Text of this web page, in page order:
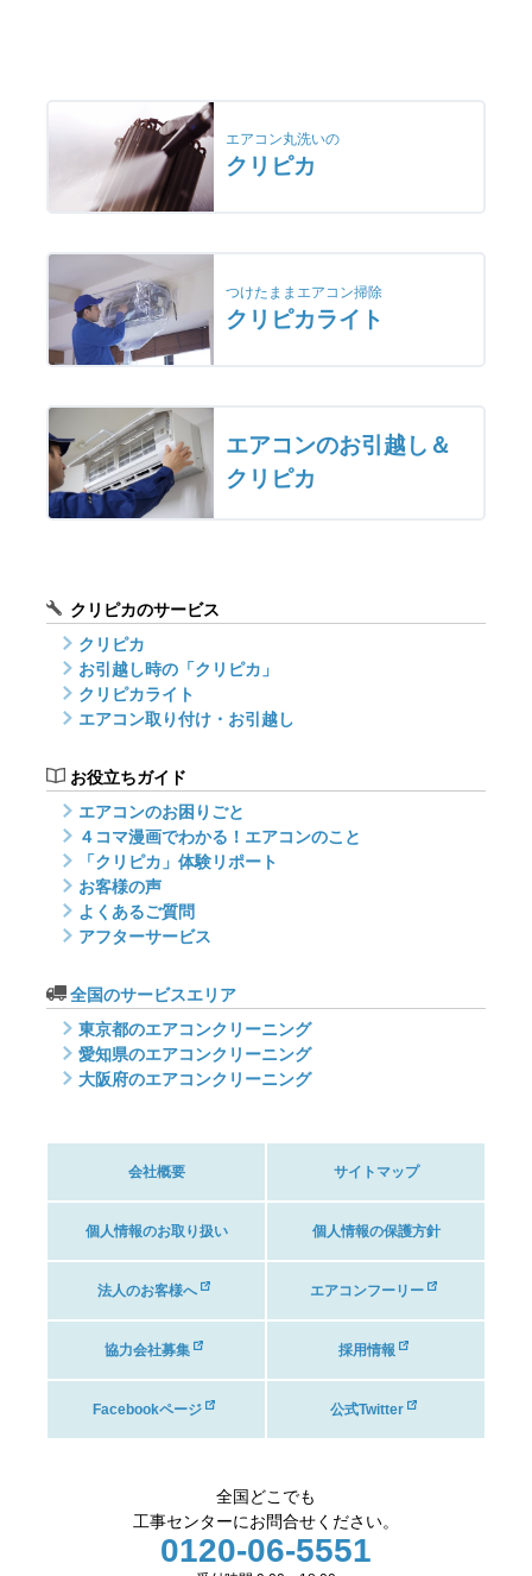
エアコン丸洗いの
クリピカ
つけたままエアコン掃除
クリピカライト
エアコンのお引越し＆
クリピカ
クリピカのサービス
クリピカ
お引越し時の「クリピカ」
クリピカライト
エアコン取り付け・お引越し
お役立ちガイド
エアコンのお困りごと
４コマ漫画でわかる！エアコンのこと
「クリピカ」体験リポート
お客様の声
よくあるご質問
アフターサービス
全国のサービスエリア
東京都のエアコンクリーニング
愛知県のエアコンクリーニング
大阪府のエアコンクリーニング
会社概要 サイトマップ
個人情報のお取り扱い 個人情報の保護方針
法人のお客様へ エアコンフーリー
協力会社募集 採用情報
Facebookページ 公式Twitter
全国どこでも
工事センターにお問合せください。
0120-06-5551